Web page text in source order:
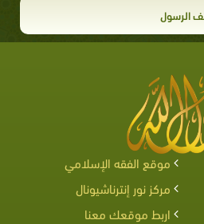
الرسول
موقع الفقه الإسلامي
مركز نور إنترناشيونال
اربط موقعك معنا